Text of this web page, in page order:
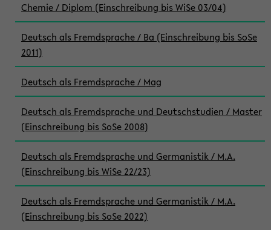
Chemie / Diplom (Einschreibung bis WiSe 03/04)
Deutsch als Fremdsprache / Ba (Einschreibung bis SoSe
2011)
Deutsch als Fremdsprache / Mag
Deutsch als Fremdsprache und Deutschstudien / Master
(Einschreibung bis SoSe 2008)
Deutsch als Fremdsprache und Germanistik / M.A.
(Einschreibung bis WiSe 22/23)
Deutsch als Fremdsprache und Germanistik / M.A.
(Einschreibung bis SoSe 2022)